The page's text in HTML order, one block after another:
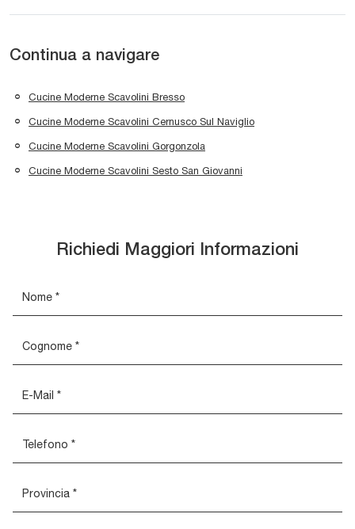
Continua a navigare
Cucine Moderne Scavolini Bresso
Cucine Moderne Scavolini Cernusco Sul Naviglio
Cucine Moderne Scavolini Gorgonzola
Cucine Moderne Scavolini Sesto San Giovanni
Richiedi Maggiori Informazioni